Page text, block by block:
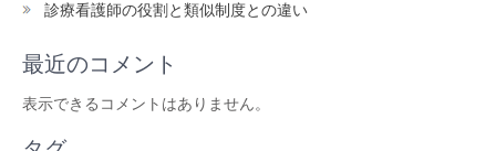
診療看護師の役割と類似制度との違い
最近のコメント
表示できるコメントはありません。